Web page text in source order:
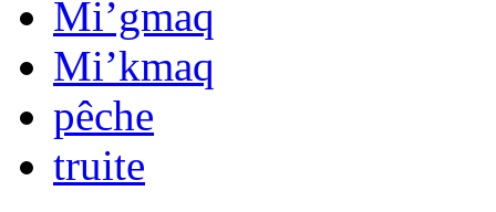
Mi’gmaq
Mi’kmaq
pêche
truite